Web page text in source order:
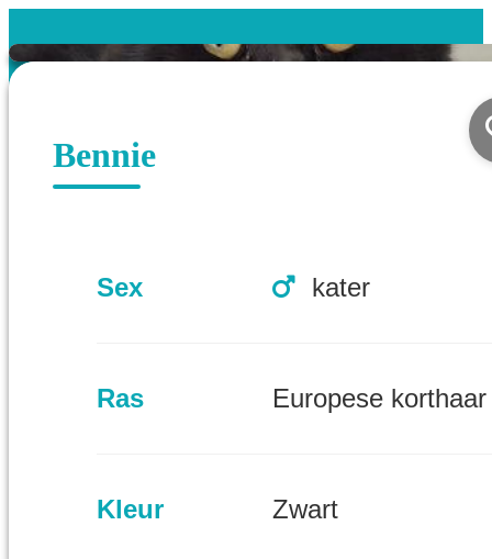
Bennie
Sex kater
Ras Europese korthaar
Kleur Zwart